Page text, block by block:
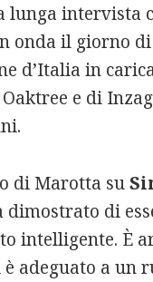
lunga intervista
onda il giorno
d’Italia in
e di
di Marotta su
dimostrato di
intelligente. È
adeguato a un